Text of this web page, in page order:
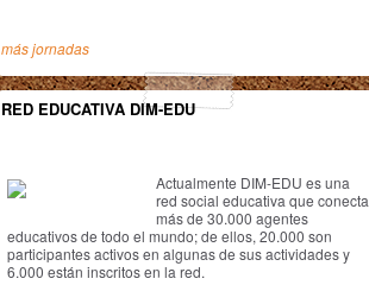
más jornadas
RED EDUCATIVA DIM-EDU
Actualmente DIM-EDU es una
red social educativa que conecta
más de 30.000 agentes
educativos de todo el mundo; de ellos, 20.000 son
participantes activos en algunas de sus actividades y
6.000 están inscritos en la red.